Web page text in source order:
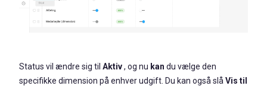
Status vil ændre sig til Aktiv, og nu kan du vælge den
specifikke dimension på enhver udgift. Du kan også slå Vis til